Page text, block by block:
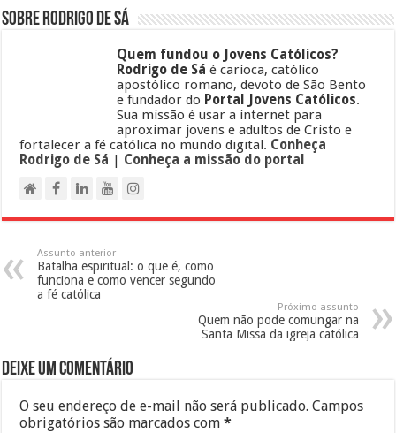
Sobre Rodrigo de Sá
Quem fundou o Jovens Católicos?
Rodrigo de Sá é carioca, católico
apostólico romano, devoto de São Bento
e fundador do Portal Jovens Católicos.
Sua missão é usar a internet para
aproximar jovens e adultos de Cristo e
fortalecer a fé católica no mundo digital. Conheça
Rodrigo de Sá
Conheça a missão do portal
Assunto anterior
Batalha espiritual: o que é, como
funciona e como vencer segundo
a fé católica
Próximo assunto
Quem não pode comungar na
Santa Missa da igreja católica
Deixe um comentário
O seu endereço de e-mail não será publicado. Campos
obrigatórios são marcados com*